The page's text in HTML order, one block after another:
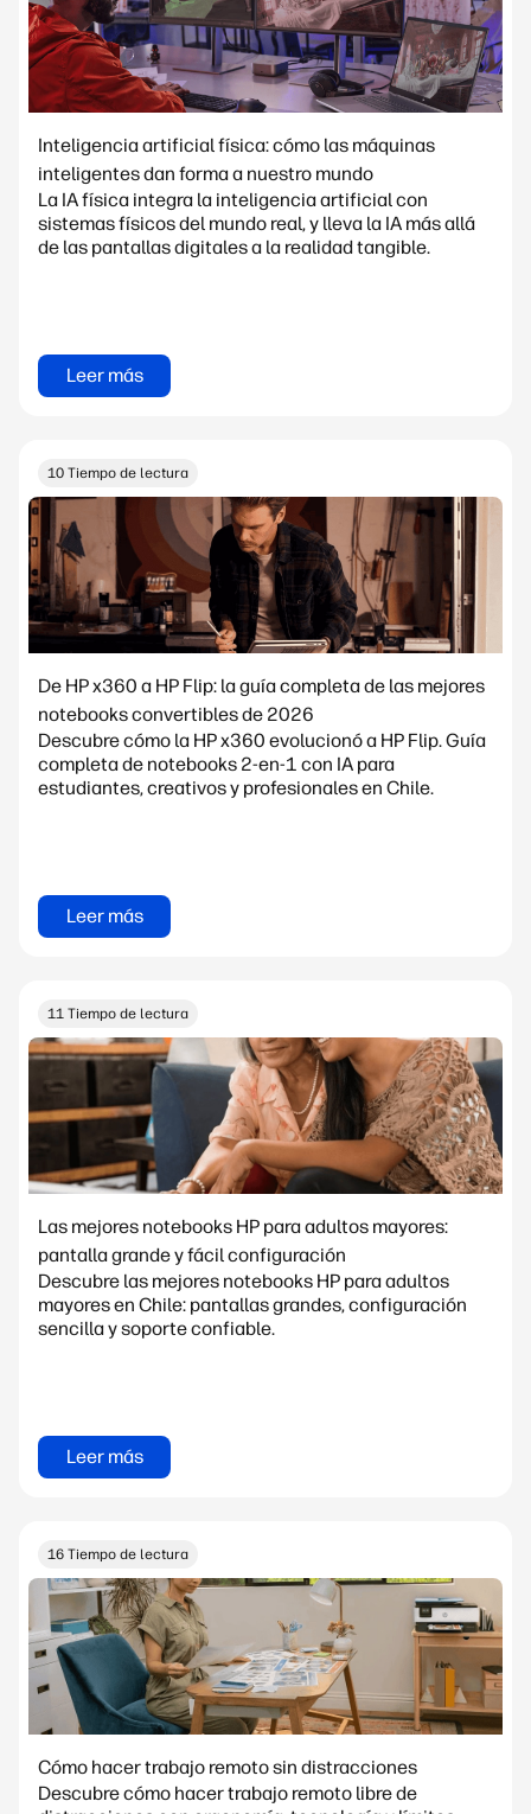
Inteligencia artificial física: cómo las máquinas
inteligentes dan forma a nuestro mundo
La IA física integra la inteligencia artificial con
sistemas físicos del mundo real, y lleva la IA más allá
de las pantallas digitales a la realidad tangible.
Leer más
10 Tiempo de lectura
De HP x360 a HP Flip: la guía completa de las mejores
notebooks convertibles de 2026
Descubre cómo la HP x360 evolucionó a HP Flip. Guía
completa de notebooks 2-en-1 con IA para
estudiantes, creativos y profesionales en Chile.
Leer más
11 Tiempo de lectura
Las mejores notebooks HP para adultos mayores:
pantalla grande y fácil configuración
Descubre las mejores notebooks HP para adultos
mayores en Chile: pantallas grandes, configuración
sencilla y soporte confiable.
Leer más
16 Tiempo de lectura
Cómo hacer trabajo remoto sin distracciones
Descubre cómo hacer trabajo remoto libre de